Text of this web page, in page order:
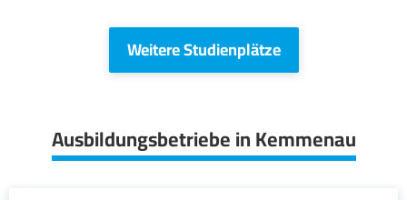
Weitere Studienplätze
Ausbildungsbetriebe in Kemmenau